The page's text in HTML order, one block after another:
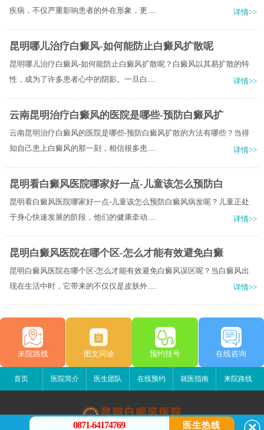
疾病，不仅严重影响患者的外在形象，更.....
详情>>
昆明哪儿治疗白癜风-如何能防止白癜风扩散呢
昆明哪儿治疗白癜风-如何能防止白癜风扩散呢？白癜风以其易扩散的特
性，成为了许多患者心中的阴影。一旦白.....
详情>>
云南昆明治疗白癜风的医院是哪些-预防白癜风扩
云南昆明治疗白癜风的医院是哪些-预防白癜风扩散的方法有哪些？当得
知自己患上白癜风的那一刻，相信很多患.....
详情>>
昆明看白癜风医院哪家好一点-儿童该怎么预防白
昆明看白癜风医院哪家好一点-儿童该怎么预防白癜风病发呢？儿童正处
于身心快速发展的阶段，他们的健康牵动.....
详情>>
昆明白癜风医院在哪个区-怎么才能有效避免白癜
昆明白癜风医院在哪个区-怎么才能有效避免白癜风误区呢？当白癜风出
现在生活中时，它带来的不仅仅是皮肤外.....
详情>>
来院路线 图文问诊 预约挂号 在线咨询
首页 医院简介 医生团队 在线预约 就医指南 来院路线
0871-64174769 医生热线